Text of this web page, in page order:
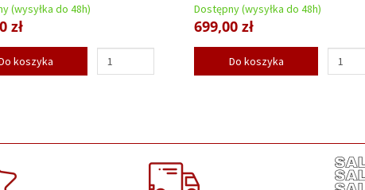
(wysyłka do 48h)
zł
koszyka
Dostępny (wysyłka do 48h)
699,00 zł
Do koszyka